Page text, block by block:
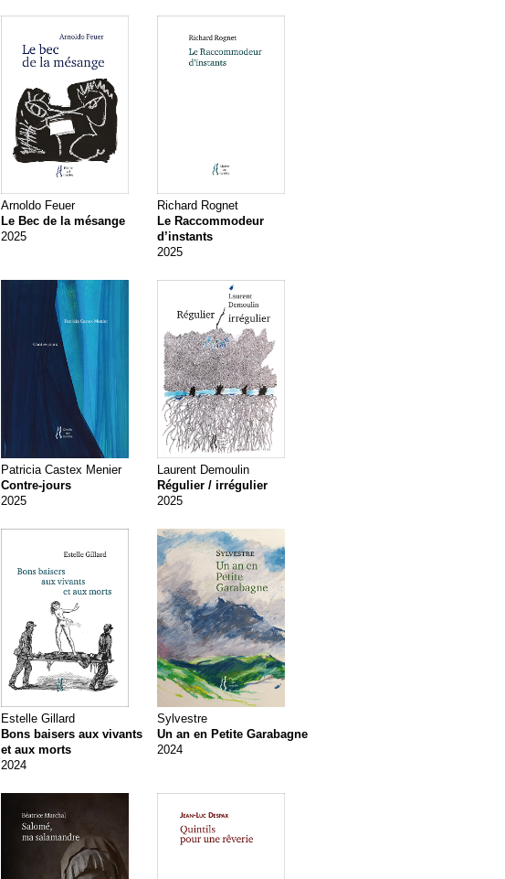
Arnoldo Feuer
Le Bec de la mésange
2025
Richard Rognet
Le Raccommodeur
d’instants
2025
Patricia Castex Menier
Contre-jours
2025
Laurent Demoulin
Régulier / irrégulier
2025
Estelle Gillard
Bons baisers aux vivants
et aux morts
2024
Sylvestre
Un an en Petite Garabagne
2024